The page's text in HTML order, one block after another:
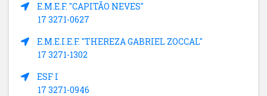
E.M.E.F. "CAPITÃO NEVES"
17 3271-0627
E.M.E.I.E.F. "THEREZA GABRIEL ZOCCAL"
17 3271-1302
ESF I
17 3271-0946